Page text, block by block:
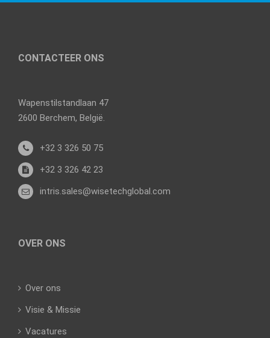
CONTACTEER ONS
Wapenstilstandlaan 47
2600 Berchem, België.
+32 3 326 50 75
+32 3 326 42 23
intris.sales@wisetechglobal.com
OVER ONS
Over ons
Visie & Missie
Vacatures